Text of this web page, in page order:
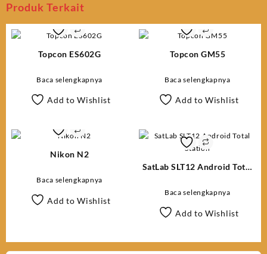
Produk Terkait
Topcon ES602G
Baca selengkapnya
Add to Wishlist
Topcon GM55
Baca selengkapnya
Add to Wishlist
Nikon N2
Baca selengkapnya
Add to Wishlist
SatLab SLT12 Android Total
Baca selengkapnya
Add to Wishlist